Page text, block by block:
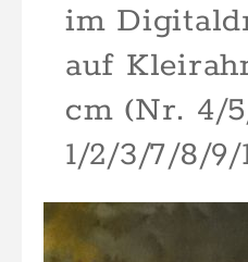
im
auf
cm (Nr. 4/
1/2/3/7/8/9/